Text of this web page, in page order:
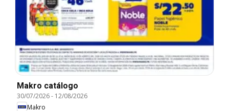
Makro catálogo
30/07/2026- 12/08/2026
Makro